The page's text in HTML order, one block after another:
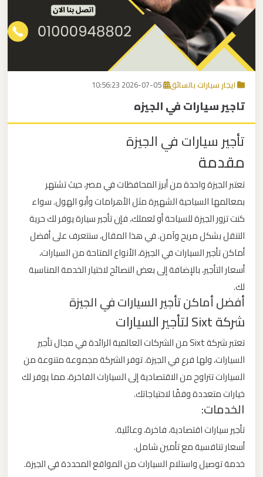
اتصل بنا
EN
ايجار سيارات بالسائق
تاجير سيارات في الجيزه
تأجير سيارات في الجيزة
مقدمة
تعتبر الجيزة واحدة من أبرز المحافظات في مصر، حيث تشتهر
بمعالمها السياحية الشهيرة مثل الأهرامات وأبو الهول. سواء
كنت تزور الجيزة للسياحة أو لعملك، فإن تأجير سيارة يوفر لك حرية
التنقل بشكل مريح وآمن. في هذا المقال، سنتعرف على أفضل
أماكن تأجير السيارات في الجيزة، الأنواع المتاحة من السيارات،
أسعار التأجير، بالإضافة إلى بعض النصائح لاختيار الخدمة المناسبة
لك.
أفضل أماكن تأجير السيارات في الجيزة
شركة Sixt لتأجير السيارات
تعتبر شركة Sixt من الشركات العالمية الرائدة في مجال تأجير
السيارات، ولها فرع في الجيزة. توفر الشركة مجموعة متنوعة من
السيارات تتراوح من الاقتصادية إلى السيارات الفاخرة، مما يوفر لك
خيارات متعددة وفقًا لاحتياجاتك.
الخدمات:
تأجير سيارات اقتصادية، فاخرة، وعائلية.
أسعار تنافسية مع تأمين شامل.
خدمة توصيل واستلام السيارات من المواقع المحددة في الجيزة.
برج
العرب
القاهرة
مكاتب
ليموزين
الاسكندرية
ليموزين
ليموزين
نويبع
ليموزين
العرب
الساحل
الشمالي
ليموزين
مطار